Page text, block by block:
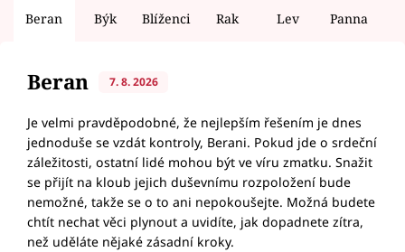
Beran Býk Blíženci Rak Lev Panna
Beran 7. 8. 2026
Je velmi pravděpodobné, že nejlepším řešením je dnes
jednoduše se vzdát kontroly, Berani. Pokud jde o srdeční
záležitosti, ostatní lidé mohou být ve víru zmatku. Snažit
se přijít na kloub jejich duševnímu rozpoložení bude
nemožné, takže se o to ani nepokoušejte. Možná budete
chtít nechat věci plynout a uvidíte, jak dopadnete zítra,
než uděláte nějaké zásadní kroky.